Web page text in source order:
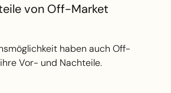
von Off-Market
haben auch Off-
Vor- und Nachteile.